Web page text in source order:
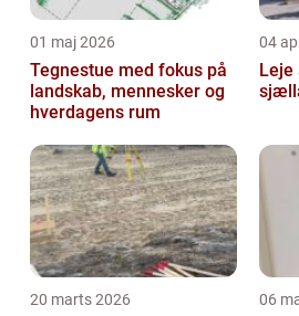
01 maj 2026
Tegnestue med fokus på
landskab, mennesker og
hverdagens rum
04
Leje
20 marts 2026 06